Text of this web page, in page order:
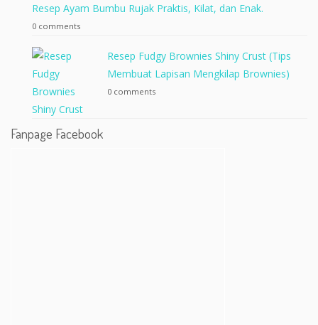
Resep Ayam Bumbu Rujak Praktis, Kilat, dan Enak.
0 comments
Resep Fudgy Brownies Shiny Crust (Tips
Membuat Lapisan Mengkilap Brownies)
0 comments
Fanpage Facebook